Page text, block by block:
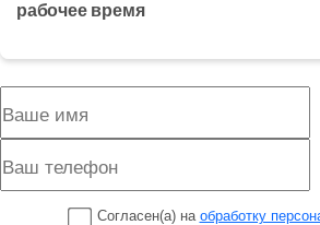
рабочее время
Согласен(а) на обработку